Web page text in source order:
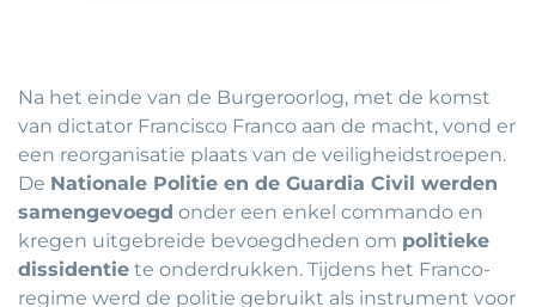
Na het einde van de Burgeroorlog, met de komst
van dictator Francisco Franco aan de macht, vond er
een reorganisatie plaats van de veiligheidstroepen.
De Nationale Politie en de Guardia Civil werden
samengevoegd onder een enkel commando en
kregen uitgebreide bevoegdheden om politieke
dissidentie te onderdrukken. Tijdens het Franco-
regime werd de politie gebruikt als instrument voor